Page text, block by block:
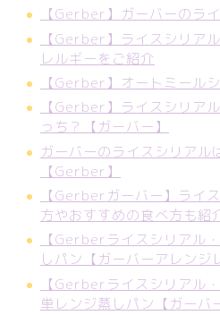
【Gerber】ガーバーのラ
【Gerber】ライスシリア
レルギーをご紹介
【Gerber】オートミール
【Gerber】ライスシリア
っち？【ガーバー】
ガーバーのライスシリアル
【Gerber】
【Gerberガーバー】ライ
方やおすすめの食べ方も紹
【Gerberライスシリアル
しパン【ガーバーアレンジ
【Gerberライスシリアル
単レンジ蒸しパン【ガーバ